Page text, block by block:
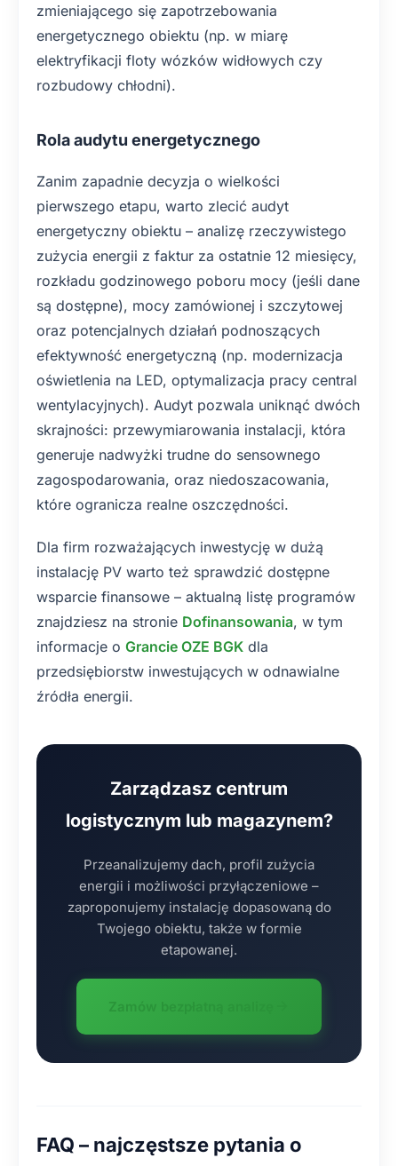
zmieniającego się zapotrzebowania
energetycznego obiektu (np. w miarę
elektryfikacji floty wózków widłowych czy
rozbudowy chłodni).
Rola audytu energetycznego
Zanim zapadnie decyzja o wielkości
pierwszego etapu, warto zlecić audyt
energetyczny obiektu – analizę rzeczywistego
zużycia energii z faktur za ostatnie 12 miesięcy,
rozkładu godzinowego poboru mocy (jeśli dane
są dostępne), mocy zamówionej i szczytowej
oraz potencjalnych działań podnoszących
efektywność energetyczną (np. modernizacja
oświetlenia na LED, optymalizacja pracy central
wentylacyjnych). Audyt pozwala uniknąć dwóch
skrajności: przewymiarowania instalacji, która
generuje nadwyżki trudne do sensownego
zagospodarowania, oraz niedoszacowania,
które ogranicza realne oszczędności.
Dla firm rozważających inwestycję w dużą
instalację PV warto też sprawdzić dostępne
wsparcie finansowe – aktualną listę programów
znajdziesz na stronie Dofinansowania, w tym
informacje o Grancie OZE BGK dla
przedsiębiorstw inwestujących w odnawialne
źródła energii.
Zarządzasz centrum
logistycznym lub magazynem?
Przeanalizujemy dach, profil zużycia
energii i możliwości przyłączeniowe –
zaproponujemy instalację dopasowaną do
Twojego obiektu, także w formie
etapowanej.
Zamów bezpłatną analizę
FAQ – najczęstsze pytania o